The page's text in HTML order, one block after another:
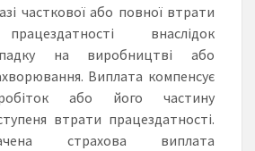
часткової або повної втрати
внаслідок
на виробництві або
Виплата компенсує
або його частину
втрати працездатності.
страхова виплата